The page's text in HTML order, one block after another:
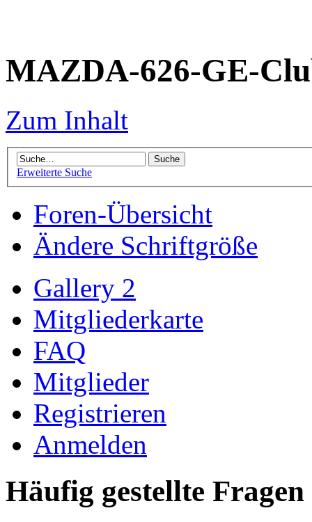
MAZDA-626-GE-
Zum Inhalt
Erweiterte Suche
Foren-Übersicht
Ändere Schriftgröße
Gallery 2
Mitgliederkarte
FAQ
Mitglieder
Registrieren
Anmelden
Häufig gestellte Fragen